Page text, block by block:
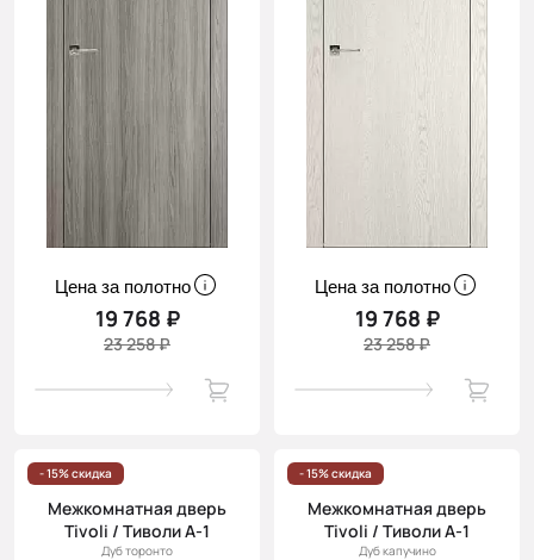
Цена за полотно
19 768 ₽
23 258 ₽
Цена за полотно
19 768 ₽
23 258 ₽
- 15% скидка
Межкомнатная дверь
Tivoli / Тиволи А-1
Дуб торонто
- 15% скидка
Межкомнатная дверь
Tivoli / Тиволи А-1
Дуб капучино